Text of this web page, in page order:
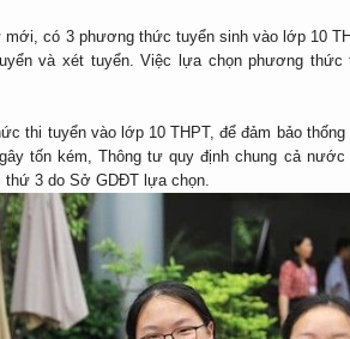
mới, có 3 phương thức tuyển sinh vào lớp 10
và xét tuyển. Việc lựa chọn phương thức
thi tuyển vào lớp 10 THPT, để đảm bảo
tốn kém, Thông tư quy định chung cả
thứ 3 do Sở GDĐT lựa chọn.